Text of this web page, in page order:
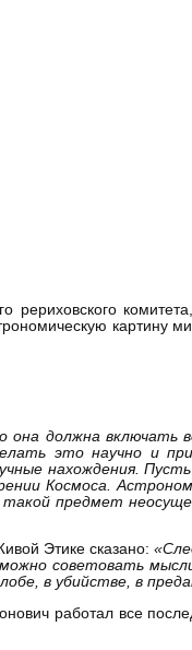
рериховского
картину
должна включать
это научно и
нахождения.
Космоса.
такой предмет
Этике сказано:
советовать
в убийстве, в
работал все